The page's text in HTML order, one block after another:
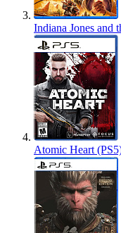
Indiana Jones and
Atomic Heart